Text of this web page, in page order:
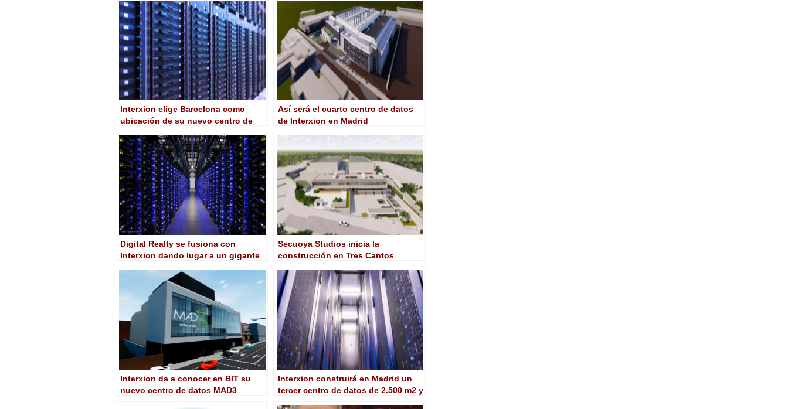
virtual «más grande de Europa»
BitRouter
Interxion elige Barcelona como
ubicación de su nuevo centro de
Así será el cuarto centro de datos
de Interxion en Madrid
Digital Realty se fusiona con
Interxion dando lugar a un gigante
Secuoya Studios inicia la
construcción en Tres Cantos
Interxion da a conocer en BIT su
nuevo centro de datos MAD3
Interxion construirá en Madrid un
tercer centro de datos de 2.500 m2 y